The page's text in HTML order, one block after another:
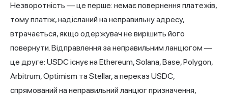
Незворотність — це перше: немає повернення платежів,
тому платіж, надісланий на неправильну адресу,
втрачається, якщо одержувач не вирішить його
повернути. Відправлення за неправильним ланцюгом —
це друге: USDC існує на Ethereum, Solana, Base, Polygon,
Arbitrum, Optimism та Stellar, а переказ USDC,
спрямований на неправильний ланцюг призначення,